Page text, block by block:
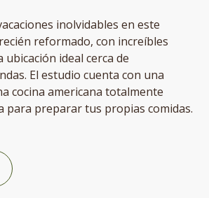
inolvidables en este
reformado, con increíbles
ubicación ideal cerca de
El estudio cuenta con una
cocina americana totalmente
para preparar tus propias comidas.